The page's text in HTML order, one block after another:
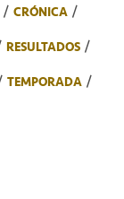
CRÓNICA
RESULTADOS
TEMPORADA